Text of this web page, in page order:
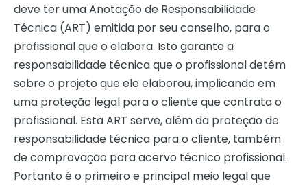
deve ter uma Anotação de Responsabilidade
Técnica (ART) emitida por seu conselho, para o
profissional que o elabora. Isto garante a
responsabilidade técnica que o profissional detém
sobre o projeto que ele elaborou, implicando em
uma proteção legal para o cliente que contrata o
profissional. Esta ART serve, além da proteção de
responsabilidade técnica para o cliente, também
de comprovação para acervo técnico profissional.
Portanto é o primeiro e principal meio legal que